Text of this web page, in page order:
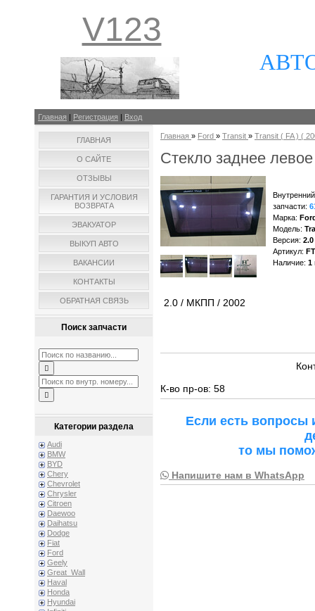
V123
Главная | Регистрация | Вход
ГЛАВНАЯ
О САЙТЕ
ОТЗЫВЫ
ГАРАНТИЯ И УСЛОВИЯ
ВОЗВРАТА
ЭВАКУАТОР
ВЫКУП АВТО
ВАКАНСИИ
КОНТАКТЫ
ОБРАТНАЯ СВЯЗЬ
Поиск запчасти
Категории раздела
Audi
BMW
BYD
Chery
Chevrolet
Chrysler
Citroen
Daewoo
Daihatsu
Dodge
Fiat
Ford
Geely
Great_Wall
Haval
Honda
Hyundai
Главная » Ford » Transit » Transit ( FA ) (
Стекло заднее
запчасти:
Марка:
Модель:
Версия:
Артикул:
Наличие: 1
2.0 / МКПП / 2002
К-во пр-ов: 58
Если есть
то мы
Напишите нам в WhatsApp